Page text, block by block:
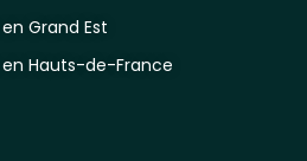
Grand Est
Hauts-de-France